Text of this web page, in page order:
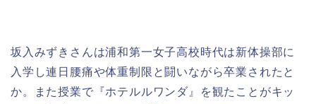
坂入みずきさんは浦和第一女子高校時代は新体操部に
入学し連日腰痛や体重制限と闘いながら卒業されたと
か。また授業で『ホテルルワンダ』を観たことがキッ